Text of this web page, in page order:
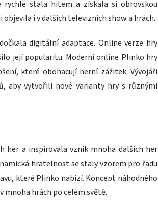
stala hitem a získala si obrovskou
i v dalších televizních show a hrách.
digitální adaptace. Online verze hry
její popularitu. Moderní online Plinko hry
které obohacují herní zážitek. Vývojáři
aby vytvořili nové varianty hry s různými
her a inspirovala vznik mnoha dalších her
hratelnost se staly vzorem pro řadu
které Plinko nabízí. Koncept náhodného
mnoha hrách po celém světě.